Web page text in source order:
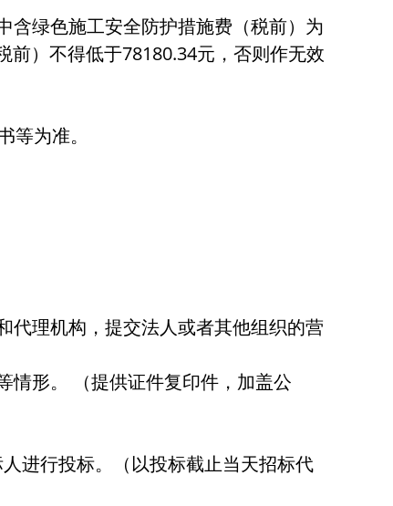
含绿色施工安全防护措施费（税前）为
前）不得低于78180.34元，否则作无效
为准。
代理机构，提交法人或者其他组织的营
情形。 （提供证件复印件，加盖公
进行投标。（以投标截止当天招标代